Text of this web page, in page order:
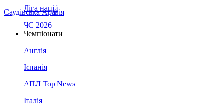
Саудівська Аравія
Ліга націй
ЧС 2026
Чемпіонати
Англія
Іспанія
АПЛ Top News
Італія